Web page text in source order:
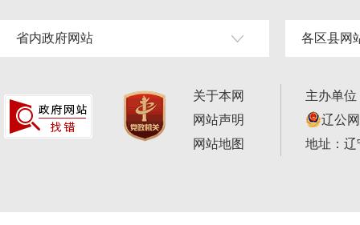
省内政府网站 各区县网
关于本网
网站声明
网站地图
主办单
辽公
地址：辽